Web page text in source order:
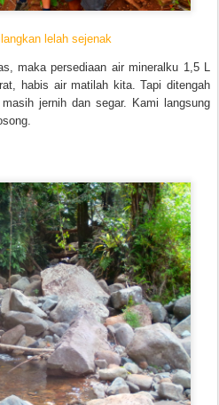
lelah sejenak
maka persediaan air mineralku 1,5 L
habis air matilah kita. Tapi ditengah
jernih dan segar. Kami langsung